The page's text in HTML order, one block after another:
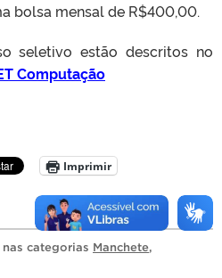
bolsa mensal de R$400,00.
seletivo estão descritos no
Computação
Imprimir
nas categorias Manchete,